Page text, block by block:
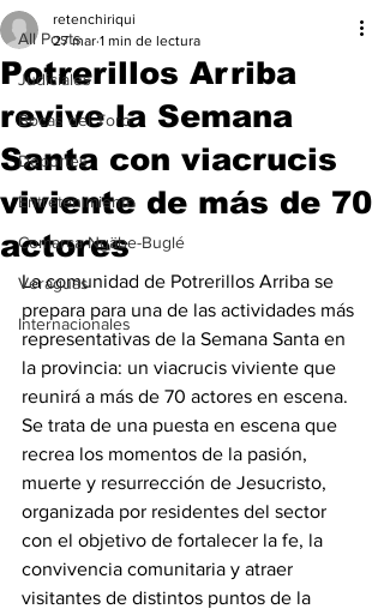
All Posts
Judiciales
Bocas del Toro
Deportes
Entretenimiento
Comarca Ngäbe-Buglé
Veraguas
Internacionales
Potrerillos Arriba
revive la Semana
Santa con viacrucis
viviente de más de 70
actores
retenchiriqui
27 mar 1 min de lectura
La comunidad de Potrerillos Arriba se
prepara para una de las actividades más
representativas de la Semana Santa en
la provincia: un viacrucis viviente que
reunirá a más de 70 actores en escena.
Se trata de una puesta en escena que
recrea los momentos de la pasión,
muerte y resurrección de Jesucristo,
organizada por residentes del sector
con el objetivo de fortalecer la fe, la
convivencia comunitaria y atraer
visitantes de distintos puntos de la